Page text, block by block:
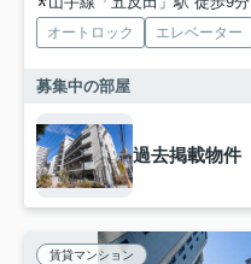
オートロック エレベーター
募集中の部屋
過去掲載物件
賃貸マンション